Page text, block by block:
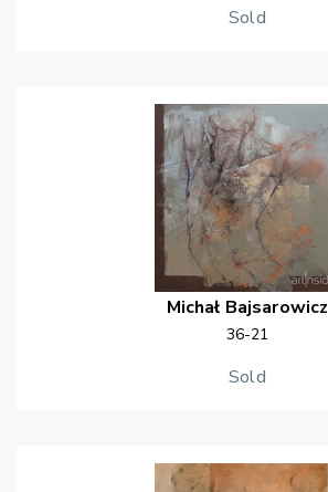
Sold
Michał Bajsarowicz
36-21
Sold